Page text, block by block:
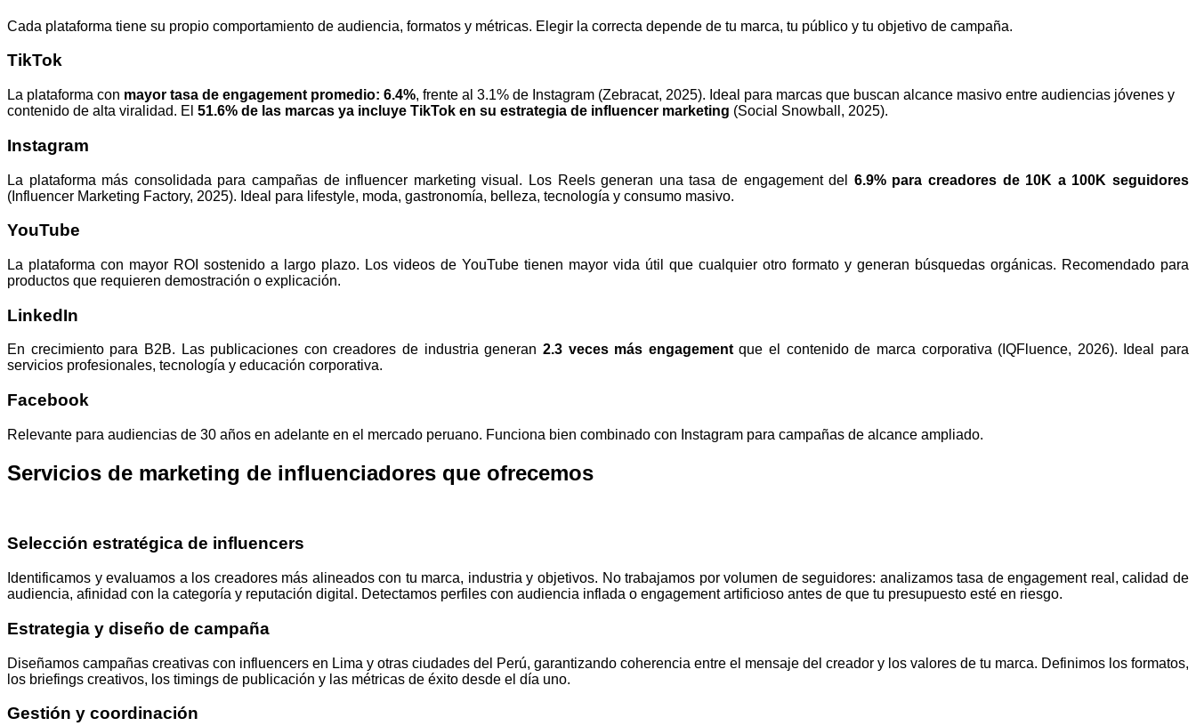
Cada plataforma tiene su propio comportamiento de audiencia, formatos y métricas. Elegir la correcta depende de tu marca, tu público y tu objetivo de campaña.
TikTok
La plataforma con mayor tasa de engagement promedio: 6.4%, frente al 3.1% de Instagram (Zebracat, 2025). Ideal para marcas que buscan alcance masivo entre audiencias jóvenes y
contenido de alta viralidad. El 51.6% de las marcas ya incluye TikTok en su estrategia de influencer marketing (Social Snowball, 2025).
Instagram
La plataforma más consolidada para campañas de influencer marketing visual. Los Reels generan una tasa de engagement del 6.9% para creadores de 10K a 100K seguidores
(Influencer Marketing Factory, 2025). Ideal para lifestyle, moda, gastronomía, belleza, tecnología y consumo masivo.
YouTube
La plataforma con mayor ROI sostenido a largo plazo. Los videos de YouTube tienen mayor vida útil que cualquier otro formato y generan búsquedas orgánicas. Recomendado para
productos que requieren demostración o explicación.
LinkedIn
En crecimiento para B2B. Las publicaciones con creadores de industria generan 2.3 veces más engagementque el contenido de marca corporativa (IQFluence, 2026). Ideal para
servicios profesionales, tecnología y educación corporativa.
Facebook
Relevante para audiencias de 30 años en adelante en el mercado peruano. Funciona bien combinado con Instagram para campañas de alcance ampliado.
Servicios de marketing de influenciadores que ofrecemos
Selección estratégica de influencers
Identificamos y evaluamos a los creadores más alineados con tu marca, industria y objetivos. No trabajamos por volumen de seguidores: analizamos tasa de engagement real, calidad de
audiencia, afinidad con la categoría y reputación digital. Detectamos perfiles con audiencia inflada o engagement artificioso antes de que tu presupuesto esté en riesgo.
Estrategia y diseño de campaña
Diseñamos campañas creativas con influencers en Lima y otras ciudades del Perú, garantizando coherencia entre el mensaje del creador y los valores de tu marca. Definimos los formatos,
los briefings creativos, los timings de publicación y las métricas de éxito desde el día uno.
Gestión y coordinación